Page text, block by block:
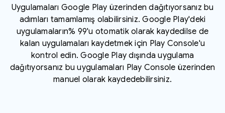
Uygulamaları Google Play üzerinden dağıtıyorsanız bu
adımları tamamlamış olabilirsiniz. Google Play'deki
uygulamaların% 99'u otomatik olarak kaydedilse de
kalan uygulamaları kaydetmek için Play Console'u
kontrol edin. Google Play dışında uygulama
dağıtıyorsanız bu uygulamaları Play Console üzerinden
manuel olarak kaydedebilirsiniz.